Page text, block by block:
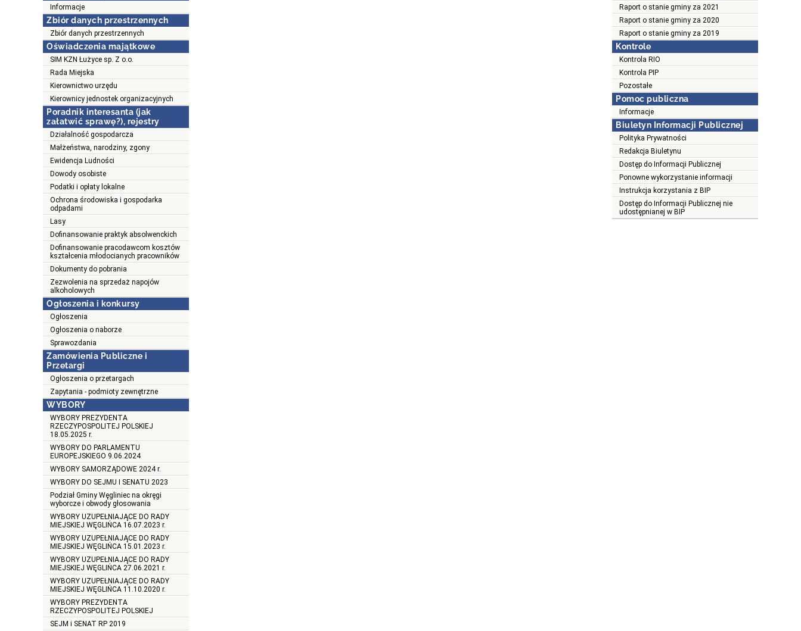
Informacje
Zbiór danych przestrzennych
Zbiór danych przestrzennych
Oświadczenia majątkowe
SIM KZN Łużyce sp. Z o.o.
Rada Miejska
Kierownictwo urzędu
Kierownicy jednostek organizacyjnych
Poradnik interesanta (jak
załatwić sprawę?), rejestry
Działalność gospodarcza
Małżeństwa, narodziny, zgony
Ewidencja Ludności
Dowody osobiste
Podatki i opłaty lokalne
Ochrona środowiska i gospodarka
odpadami
Lasy
Dofinansowanie praktyk absolwenckich
Dofinansowanie pracodawcom kosztów
kształcenia młodocianych pracowników
Dokumenty do pobrania
Zezwolenia na sprzedaż napojów
alkoholowych
Ogłoszenia i konkursy
Ogłoszenia
Ogłoszenia o naborze
Sprawozdania
Zamówienia Publiczne i
Przetargi
Ogłoszenia o przetargach
Zapytania - podmioty zewnętrzne
WYBORY
WYBORY PREZYDENTA
RZECZYPOSPOLITEJ POLSKIEJ
18.05.2025 r.
WYBORY DO PARLAMENTU
EUROPEJSKIEGO 9.06.2024
WYBORY SAMORZĄDOWE 2024 r.
WYBORY DO SEJMU I SENATU 2023
Podział Gminy Węgliniec na okręgi
wyborcze i obwody głosowania
WYBORY UZUPEŁNIAJĄCE DO RADY
MIEJSKIEJ WĘGLIŃCA 16.07.2023 r.
WYBORY UZUPEŁNIAJĄCE DO RADY
MIEJSKIEJ WĘGLIŃCA 15.01.2023 r.
WYBORY UZUPEŁNIAJĄCE DO RADY
MIEJSKIEJ WĘGLIŃCA 27.06.2021 r.
WYBORY UZUPEŁNIAJĄCE DO RADY
MIEJSKIEJ WĘGLIŃCA 11.10.2020 r.
WYBORY PREZYDENTA
RZECZYPOSPOLITEJ POLSKIEJ
SEJM i SENAT RP 2019
Raport o stanie gminy za 2021
Raport o stanie gminy za 2020
Raport o stanie gminy za 2019
Kontrole
Kontrola RIO
Kontrola PIP
Pozostałe
Pomoc publiczna
Informacje
Biuletyn Informacji Publicznej
Polityka Prywatności
Redakcja Biuletynu
Dostęp do Informacji Publicznej
Ponowne wykorzystanie informacji
Instrukcja korzystania z BIP
Dostęp do Informacji Publicznej nie
udostępnianej w BIP